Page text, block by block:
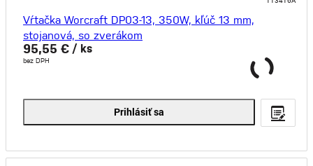
Vŕtačka Worcraft DP03-13, 350W, kľúč 13 mm,
stojanová, so zverákom
95,55 € / ks
bez DPH
Prihlásiť sa